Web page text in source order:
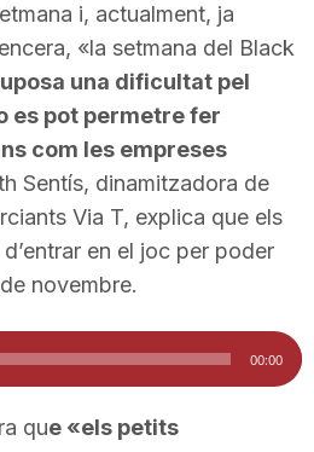
i, actualment, ja
«la setmana del Black
una dificultat pel
es pot permetre fer
com les empreses
Sentís, dinamitzadora de
Via T, explica que els
en el joc per poder
novembre.
00:00
que «els petits